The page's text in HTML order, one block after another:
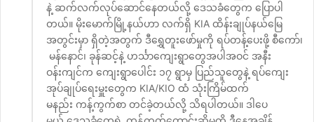
နဲ့ ဆက်လက်လုပ်ဆောင်နေတယ်လို့ ဒေသခံတွေက ပြောပါ
တယ်။ မိုးမောက်မြို့နယ်ဟာ လက်ရှိ KIA ထိန်းချုပ်နယ်မြေ
အတွင်းမှာ ရှိတဲ့အတွက် ဒီရွှေတူးဖော်မှုကို ရပ်တန့်ပေးဖို့ စီကော်၊
မန်နောင်၊ ခုန်ဆင့်နဲ့ ဟင်္သာကျေးရွာတွေအပါအဝင် အနီး
ဝန်းကျင်က ကျေးရွာပေါင်း ၁၇ ရွာမှ ပြည်သူတွေနဲ့ ရပ်ကျေး
အုပ်ချုပ်ရေးမှူးတွေက KIA/KIO ထံ သုံးကြိမ်ထက်
မနည်း ကန့်ကွက်စာ တင်ခဲ့တယ်လို့ သိရပါတယ်။ ဒါပေ